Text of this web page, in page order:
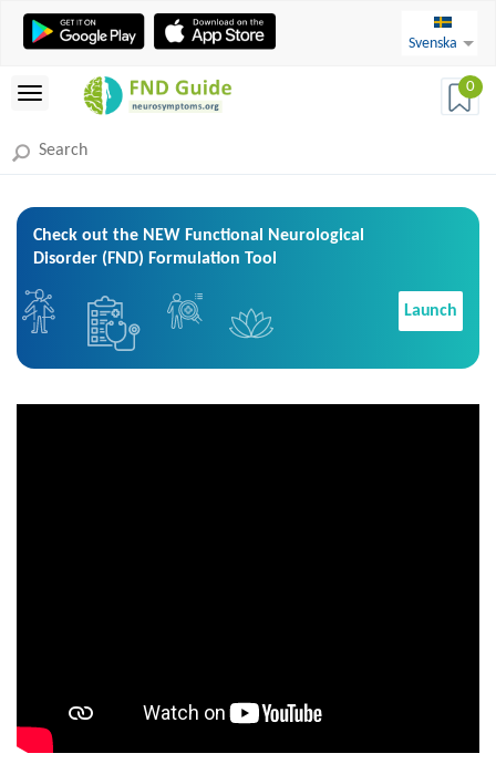
Svenska
0
Check out the NEW Functional Neurological
Disorder (FND) Formulation Tool
Launch